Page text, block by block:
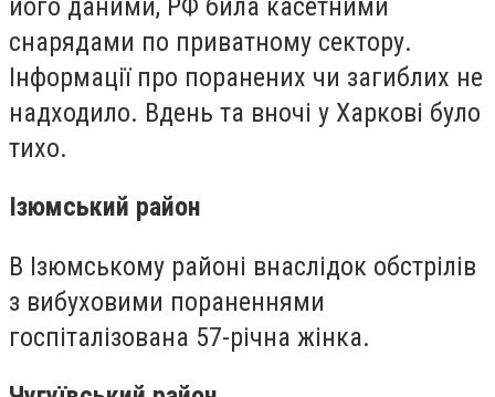
снарядами по приватному сектору.
Інформації про поранених чи загиблих не
надходило. Вдень та вночі у Харкові було
тихо.
Ізюмський район
В Ізюмському районі внаслідок обстрілів
з вибуховими пораненнями
госпіталізована 57-річна жінка.